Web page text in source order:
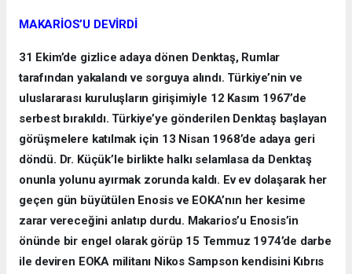
MAKARİOS’U DEVİRDİ
31 Ekim’de gizlice adaya dönen Denktaş, Rumlar
tarafından yakalandı ve sorguya alındı. Türkiye’nin ve
uluslararası kuruluşların girişimiyle 12 Kasım 1967’de
serbest bırakıldı. Türkiye’ye gönderilen Denktaş başlayan
görüşmelere katılmak için 13 Nisan 1968’de adaya geri
döndü. Dr. Küçük’le birlikte halkı selamlasa da Denktaş
onunla yolunu ayırmak zorunda kaldı. Ev ev dolaşarak her
geçen gün büyütülen Enosis ve EOKA’nın her kesime
zarar vereceğini anlatıp durdu. Makarios’u Enosis’in
önünde bir engel olarak görüp 15 Temmuz 1974’de darbe
ile deviren EOKA militanı Nikos Sampson kendisini Kıbrıs